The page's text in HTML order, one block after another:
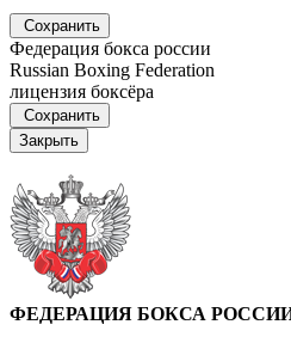
Сохранить
Федерация бокса россии
Russian Boxing Federation
лицензия боксёра
Сохранить
Закрыть
ФЕДЕРАЦИЯ БОКСА